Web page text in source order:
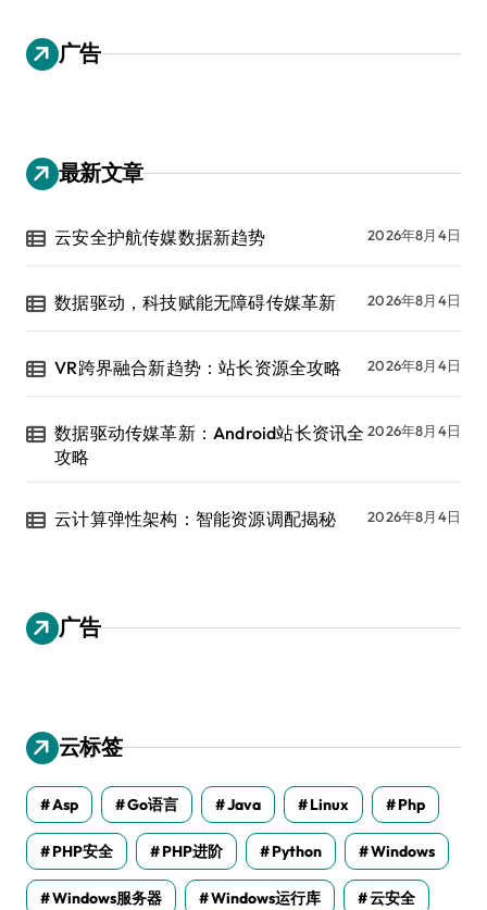
广告
最新文章
云安全护航传媒数据新趋势 2026年8月4日
数据驱动，科技赋能无障碍传媒革新 2026年8月4日
VR跨界融合新趋势：站长资源全攻略 2026年8月4日
数据驱动传媒革新：Android站长资讯全
攻略
2026年8月4日
云计算弹性架构：智能资源调配揭秘 2026年8月4日
广告
云标签
Asp Go语言 Java Linux Php
PHP安全 PHP进阶 Python Windows
Windows服务器 Windows运行库 云安全